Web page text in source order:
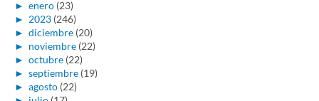
► enero (23)
► 2023 (246)
► diciembre (20)
► noviembre (22)
► octubre (22)
► septiembre (19)
► agosto (22)